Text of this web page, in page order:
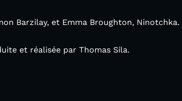
Barzilay, et Emma Broughton, Ninotchka.
et réalisée par Thomas Sila.